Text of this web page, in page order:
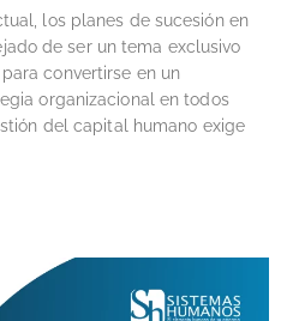
los planes de sucesión en
de ser un tema exclusivo
convertirse en un
organizacional en todos
del capital humano exige